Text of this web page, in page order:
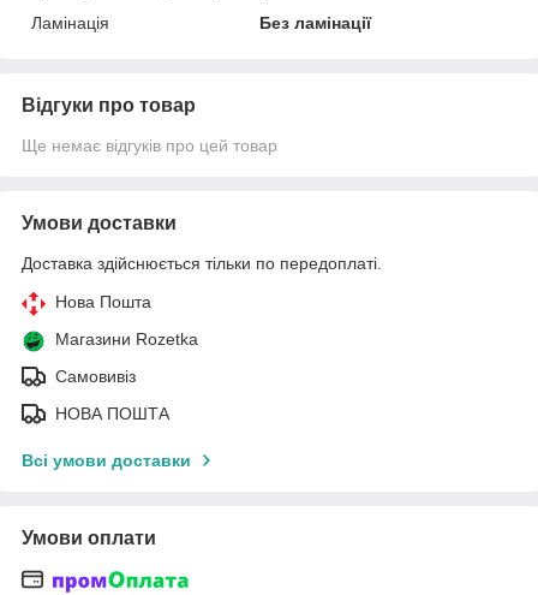
Ламінація
Без ламінації
Відгуки про товар
Ще немає відгуків про цей товар
Умови доставки
Доставка здійснюється тільки по передоплаті.
Нова Пошта
Магазини Rozetka
Самовивіз
НОВА ПОШТА
Всі умови доставки
Умови оплати